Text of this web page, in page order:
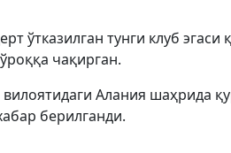
ўтказилган тунги клуб эгаси
чақирган.
Алания шаҳрида
берилганди.